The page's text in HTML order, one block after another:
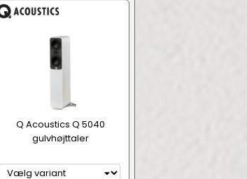
Q Acoustics Q 5040
gulvhøjttaler